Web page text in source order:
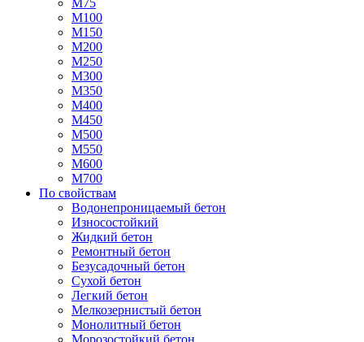
М75
М100
М150
М200
М250
М300
М350
М400
М450
М500
М550
М600
М700
По свойствам
Водонепроницаемый бетон
Износостойкий
Жидкий бетон
Ремонтный бетон
Безусадочный бетон
Сухой бетон
Легкий бетон
Мелкозернистый бетон
Монолитный бетон
Морозостойкий бетон